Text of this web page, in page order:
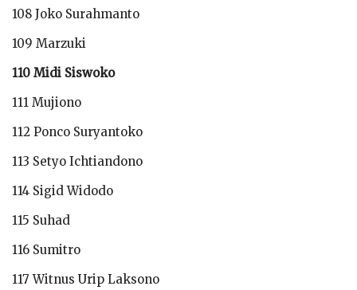
108 Joko Surahmanto
109 Marzuki
110 Midi Siswoko
111 Mujiono
112 Ponco Suryantoko
113 Setyo Ichtiandono
114 Sigid Widodo
115 Suhad
116 Sumitro
117 Witnus Urip Laksono